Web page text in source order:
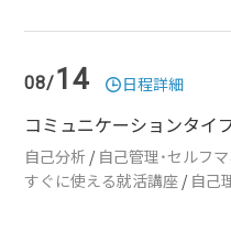
08/14 日程詳細
コミュニケーションタイ
自己分析 / 自己管理・セルフ
すぐに使える就活講座 / 自己